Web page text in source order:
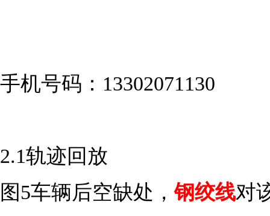
手机号码：13302071130
2.1轨迹回放
图5车辆后空缺处，钢绞线对